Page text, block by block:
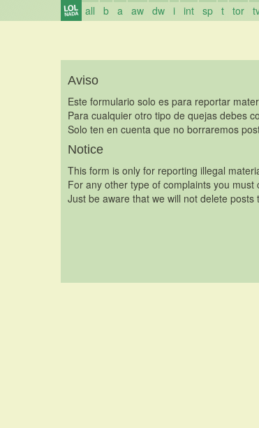
all b a aw dw i int sp t tor
Aviso
Este formulario solo es para reportar
Para cualquier otro tipo de quejas debes
Solo ten en cuenta que no borraremos
Notice
This form is only for reporting illegal
For any other type of complaints you
Just be aware that we will not delete